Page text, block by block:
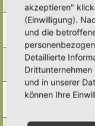
Antworten:20
Brunnenkresse
Letzter Beitrag von
Antworten:
Pfefferminze
Letzter Beitrag von
Antworten:4
Minzen im
Letzter Beitrag von
akzeptieren"
(Einwilligung).
und die
Detaillierte
und in unserer
können Ihre